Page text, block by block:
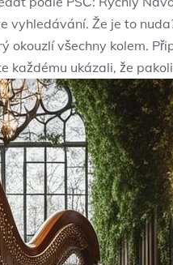
vyhledávání. Že⁣ je to
okouzlí všechny kolem.
každému ukázali, že